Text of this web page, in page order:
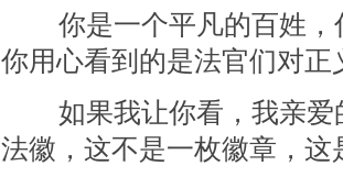
你是一个平凡的百姓，
你用心看到的是法官们对
如果我让你看，我亲爱
法徽，这不是一枚徽章，